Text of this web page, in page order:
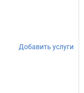
Добавить услуги